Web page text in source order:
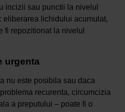
incizii sau punctii la nivelul
eliberarea lichidului acumulat,
fi repozitionat la nivelul
urgenta
nu este posibila sau daca
recurenta, circumcizia
a preputului – poate fi o